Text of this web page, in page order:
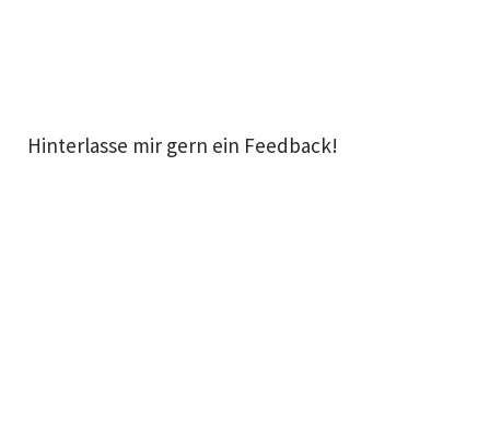
Hinterlasse mir gern ein Feedback!